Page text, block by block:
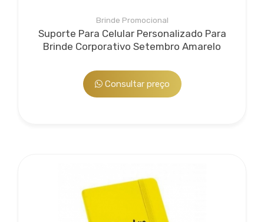
Brinde Promocional
Suporte Para Celular Personalizado Para
Brinde Corporativo Setembro Amarelo
Consultar preço